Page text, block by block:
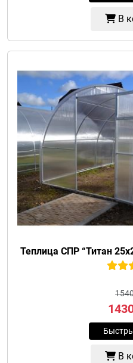
В
Теплица СПР “Титан
В